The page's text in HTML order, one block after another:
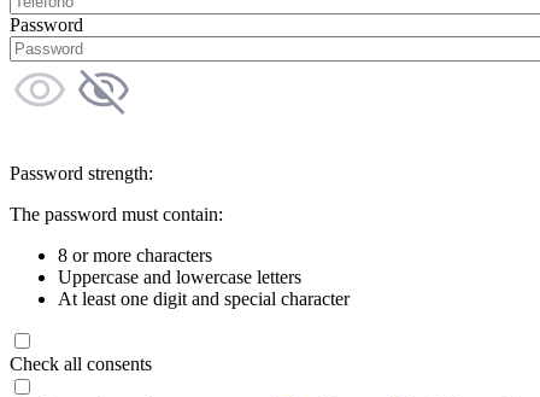
Password
Password strength:
The password must contain:
8 or more characters
Uppercase and lowercase letters
At least one digit and special character
Check all consents